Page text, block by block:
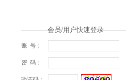
会员/用户快速登录
账 号：
密 码：